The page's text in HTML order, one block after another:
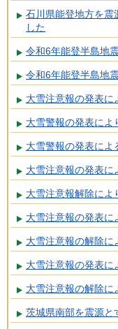
石川県能登地方を震
した
令和6年能登半島地
令和6年能登半島地
大雪注意報の発表に
大雪警報の発表によ
大雪警報の発表によ
大雪注意報の発表に
大雪注意報解除によ
大雪注意報の発表に
大雪注意報の解除に
大雪注意報の発表に
大雪注意報の解除に
茨城県南部を震源と